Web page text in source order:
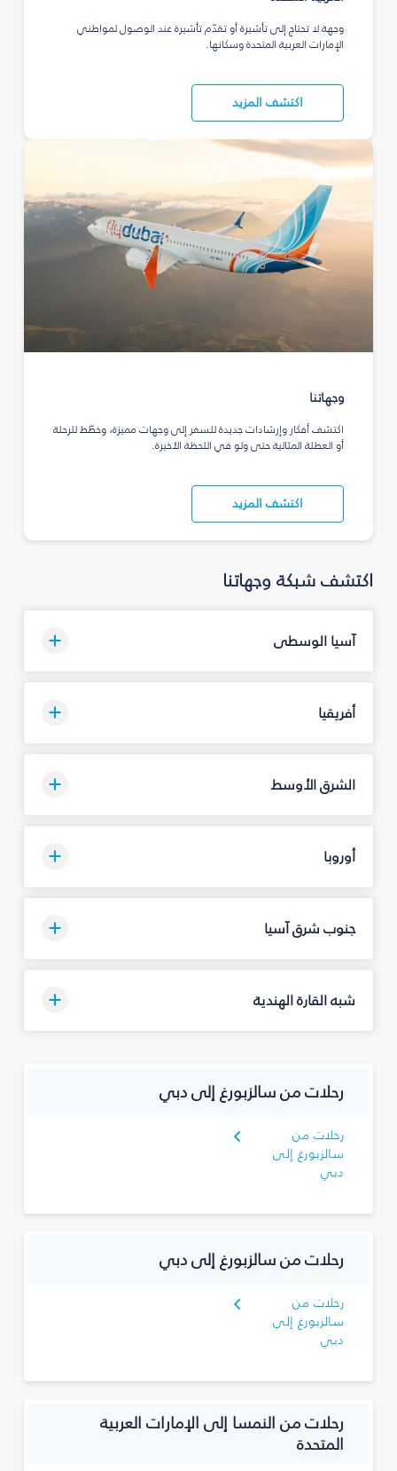
وجهة لا تحتاج إلى تأشيرة أو تقدّم تأشيرة عند الوصول لمواطني
الإمارات العربية المتحدة وسكانها.
اكتشف المزيد
وجهاتنا
اكتشف أفكار وإرشادات جديدة للسفر إلى وجهات مميزة، وخطّط للرحلة
أو العطلة المثالية حتى ولو في اللحظة الأخيرة.
اكتشف المزيد
اكتشف شبكة وجهاتنا
آسيا الوسطى
أفريقيا
الشرق الأوسط
أوروبا
جنوب شرق آسيا
شبه القارة الهندية
رحلات من سالزبورغ إلى دبي
رحلات من
سالزبورغ إلى
دبي
رحلات من سالزبورغ إلى دبي
رحلات من
سالزبورغ إلى
دبي
رحلات من النمسا إلى الإمارات العربية
المتحدة